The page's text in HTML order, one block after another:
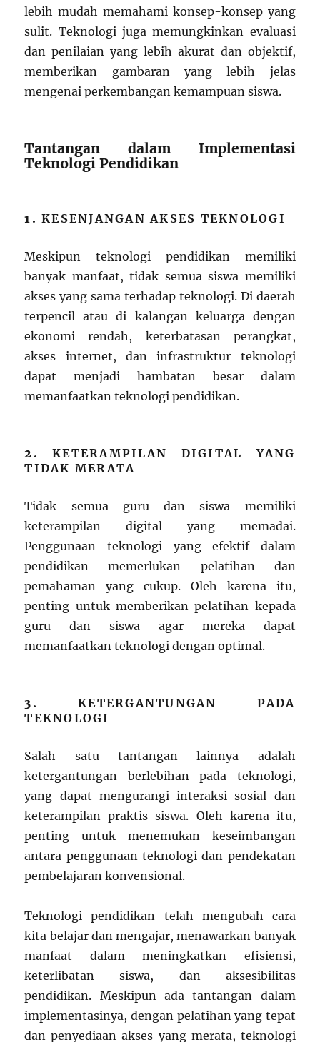
lebih mudah memahami konsep-konsep yang
sulit. Teknologi juga memungkinkan evaluasi
dan penilaian yang lebih akurat dan objektif,
memberikan gambaran yang lebih jelas
mengenai perkembangan kemampuan siswa.
Tantangan dalam Implementasi
Teknologi Pendidikan
1.KESENJANGAN AKSES TEKNOLOGI
Meskipun teknologi pendidikan memiliki
banyak manfaat, tidak semua siswa memiliki
akses yang sama terhadap teknologi. Di daerah
terpencil atau di kalangan keluarga dengan
ekonomi rendah, keterbatasan perangkat,
akses internet, dan infrastruktur teknologi
dapat menjadi hambatan besar dalam
memanfaatkan teknologi pendidikan.
2.KETERAMPILAN DIGITAL YANG
TIDAK MERATA
Tidak semua guru dan siswa memiliki
keterampilan digital yang memadai.
Penggunaan teknologi yang efektif dalam
pendidikan memerlukan pelatihan dan
pemahaman yang cukup. Oleh karena itu,
penting untuk memberikan pelatihan kepada
guru dan siswa agar mereka dapat
memanfaatkan teknologi dengan optimal.
3. KETERGANTUNGAN PADA
TEKNOLOGI
Salah satu tantangan lainnya adalah
ketergantungan berlebihan pada teknologi,
yang dapat mengurangi interaksi sosial dan
keterampilan praktis siswa. Oleh karena itu,
penting untuk menemukan keseimbangan
antara penggunaan teknologi dan pendekatan
pembelajaran konvensional.
Teknologi pendidikan telah mengubah cara
kita belajar dan mengajar, menawarkan banyak
manfaat dalam meningkatkan efisiensi,
keterlibatan siswa, dan aksesibilitas
pendidikan. Meskipun ada tantangan dalam
implementasinya, dengan pelatihan yang tepat
dan penyediaan akses yang merata, teknologi